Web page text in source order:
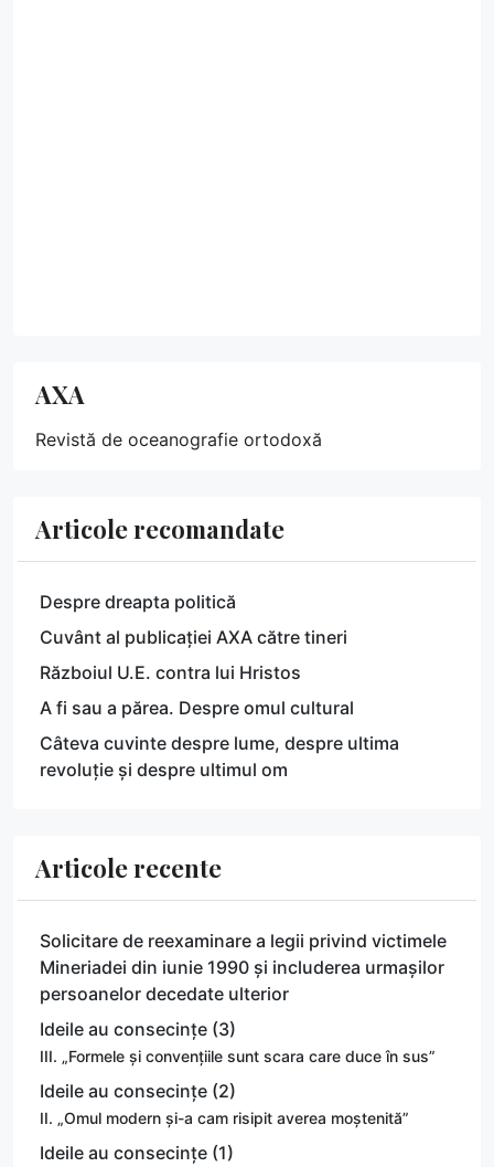
AXA
Revistă de oceanografie ortodoxă
Articole recomandate
Despre dreapta politică
Cuvânt al publicației AXA către tineri
Războiul U.E. contra lui Hristos
A fi sau a părea. Despre omul cultural
Câteva cuvinte despre lume, despre ultima
revoluție și despre ultimul om
Articole recente
Solicitare de reexaminare a legii privind victimele
Mineriadei din iunie 1990 și includerea urmașilor
persoanelor decedate ulterior
Ideile au consecințe (3)
III. „Formele și convențiile sunt scara care duce în sus”
Ideile au consecințe (2)
II. „Omul modern și-a cam risipit averea moștenită”
Ideile au consecințe (1)